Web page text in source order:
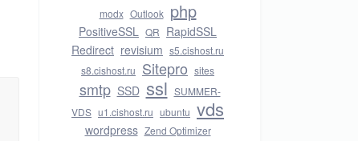
modx Outlook php
PositiveSSL QR RapidSSL
Redirect revisium s5.cishost.ru
s8.cishost.ru Sitepro sites
smtp SSD ssl SUMMER-
VDS u1.cishost.ru ubuntu vds
wordpress Zend Optimizer